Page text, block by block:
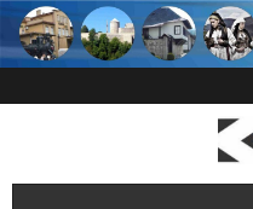
Skip
content